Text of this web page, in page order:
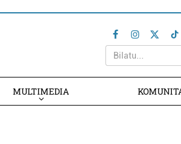
MULTIMEDIA